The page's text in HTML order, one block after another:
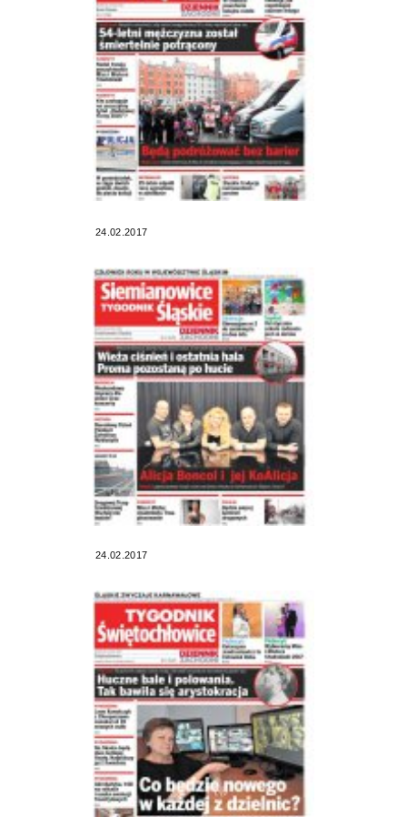
24.02.2017
24.02.2017